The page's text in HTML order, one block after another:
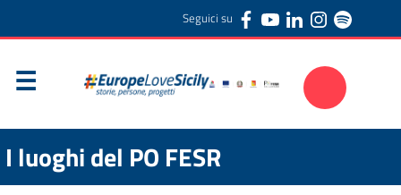
Seguici su
I luoghi del PO FESR